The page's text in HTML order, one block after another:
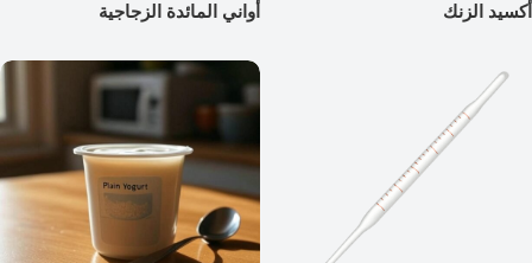
أكسيد الزنك أواني المائدة الزجاجية